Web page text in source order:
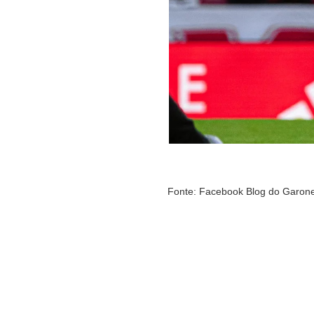
Fonte: Facebook Blog do